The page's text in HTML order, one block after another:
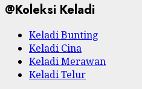
@Koleksi Keladi
Keladi Bunting
Keladi Cina
Keladi Merawan
Keladi Telur